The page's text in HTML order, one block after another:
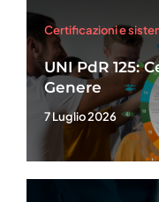
Certificazioni e
UNI PdR 125:
Genere
7 Luglio 2026